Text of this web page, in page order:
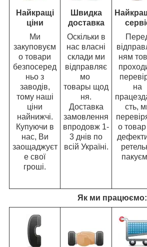
Найкращі
ціни
Ми
закуповуєм
о товари
безпосеред
ньо з
заводів,
тому наші
ціни
найнижчі.
Купуючи в
нас, Ви
заощаджуєт
е свої
гроші.
Швидка
доставка
Оскільки в
нас власні
склади ми
відправляє
мо
товары щод
ня.
Доставка
замовлення
впродовж 1-
3 днів по
всій Україні.
ням
на
сть,
о
Як ми працюємо: